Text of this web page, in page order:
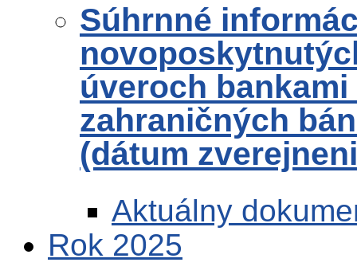
Súhrnné
úveroch
zahraničných
(dátum
Aktuálny
Rok 2025